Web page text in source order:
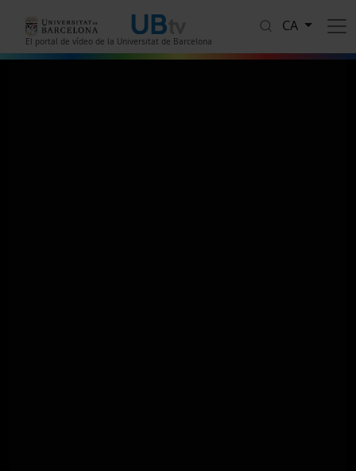
El portal de vídeo de la Universitat de Barcelona
CA